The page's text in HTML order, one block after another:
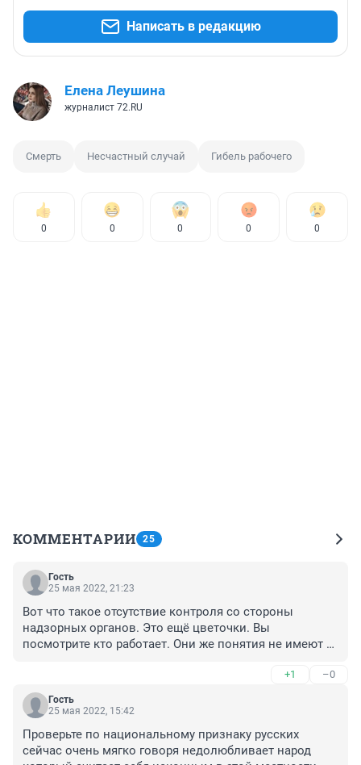
Написать в редакцию
Елена Леушина
журналист 72.RU
Смерть Несчастный случай Гибель рабочего
0 0 0 0 0
КОММЕНТАРИИ 25
Гость
25 мая 2022, 21:23
Вот что такое отсутствие контроля со стороны
надзорных органов. Это ещё цветочки. Вы
посмотрите кто работает. Они же понятия не имеют
ОТ и ПБ. У них в глазах только деньги. А на тех кто
производит работы смотреть то страшно, их как будто
со всего света собирали. Сброд одним словом.
+1 –0
Гость
25 мая 2022, 15:42
Проверьте по национальному признаку русских
сейчас очень мягко говоря недолюбливает народ